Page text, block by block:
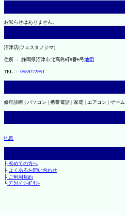
お知らせはありません。
沼津店(フェスタノジマ)
住所 ： 静岡県沼津市北高島町8番6号地図
TEL ： 0559272951
修理診断 | パソコン | 携帯電話 | 家電 | エアコン | ゲーム
地図
├初めての方へ
├ よくあるお問い合わせ
├ご利用規約
└ﾌﾟﾗｲﾊﾞｼｰﾎﾟﾘｼｰ